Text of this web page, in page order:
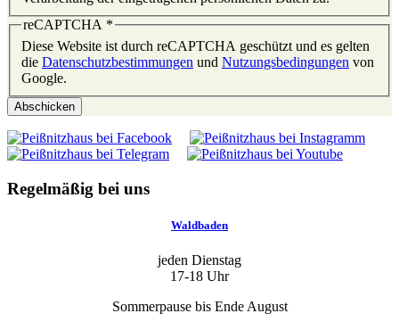
reCAPTCHA *
Diese Website ist durch reCAPTCHA geschützt und es gelten
die Datenschutzbestimmungen und Nutzungsbedingungen von
Google.
Abschicken
Regelmäßig bei uns
Waldbaden
jeden Dienstag
17-18 Uhr
Sommerpause bis Ende August